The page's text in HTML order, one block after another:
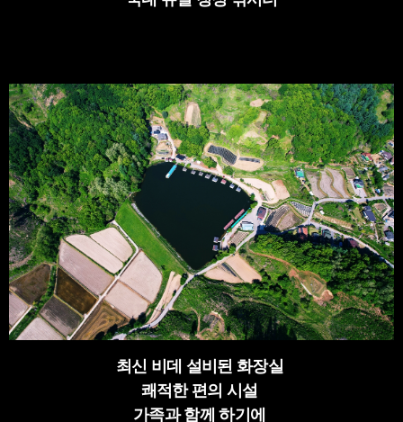
최신 비데 설비된 화장실
쾌적한 편의 시설
가족과 함께 하기에